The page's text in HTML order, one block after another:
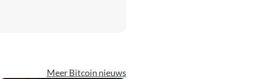
Meer Bitcoin nieuws